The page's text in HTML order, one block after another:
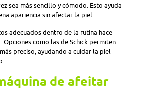
sea más sencillo y cómodo. Esto ayuda
apariencia sin afectar la piel.
adecuados dentro de la rutina hace
Opciones como las de Schick permiten
preciso, ayudando a cuidar la piel
de afeitar